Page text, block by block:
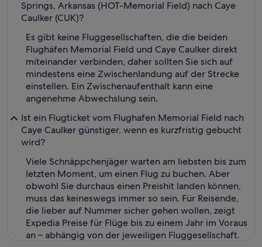
Springs, Arkansas (HOT-Memorial Field) nach Caye
Caulker (CUK)?
Es gibt keine Fluggesellschaften, die die beiden
Flughäfen Memorial Field und Caye Caulker direkt
miteinander verbinden, daher sollten Sie sich auf
mindestens eine Zwischenlandung auf der Strecke
einstellen. Ein Zwischenaufenthalt kann eine
angenehme Abwechslung sein.
Ist ein Flugticket vom Flughafen Memorial Field nach
Caye Caulker günstiger, wenn es kurzfristig gebucht
wird?
Viele Schnäppchenjäger warten am liebsten bis zum
letzten Moment, um einen Flug zu buchen. Aber
obwohl Sie durchaus einen Preishit landen können,
muss das keineswegs immer so sein. Für Reisende,
die lieber auf Nummer sicher gehen wollen, zeigt
Expedia Preise für Flüge bis zu einem Jahr im Voraus
an – abhängig von der jeweiligen Fluggesellschaft.